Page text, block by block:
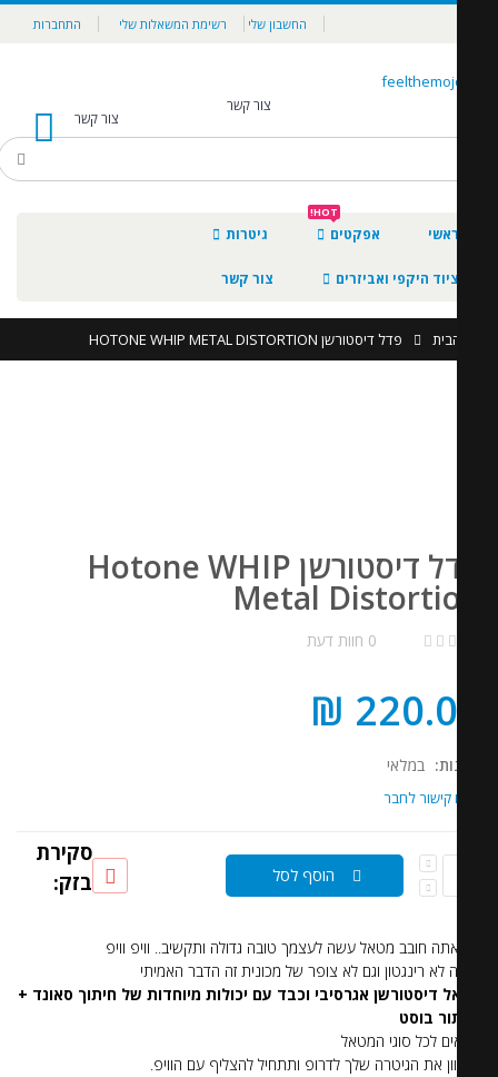
החשבון שלי רשימת המשאלות שלי התחברות
צור קשר
צור קשר 0
אפקטים
היקפי ואביזרים צור קשר
פדל דיסטורשן HOTONE WHIP METAL DISTORTION
פדל דיסטורשן Hotone WHIP
Metal
במלאי
לחבר
הוסף לסל
סקירת
בזק:
חובב מטאל עשה לעצמך טובה גדולה ותקשיב.. וויפ וויפ
לא רינגטון וגם לא צופר של מכונית זה הדבר האמיתי
דיסטורשן אגרסיבי וכבד עם יכולות מיוחדות של חיתוך סאונד +
בוסט
לכל סוגי המטאל
את הגיטרה שלך לדרופ ותתחיל להצליף עם הוויפ.